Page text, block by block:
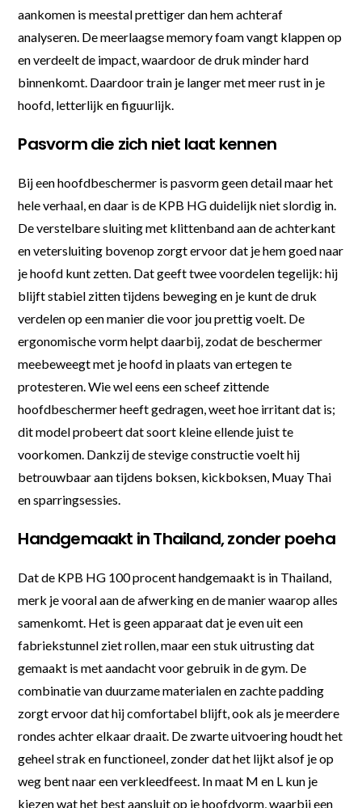
aankomen is meestal prettiger dan hem achteraf
analyseren. De meerlaagse memory foam vangt klappen op
en verdeelt de impact, waardoor de druk minder hard
binnenkomt. Daardoor train je langer met meer rust in je
hoofd, letterlijk en figuurlijk.
Pasvorm die zich niet laat kennen
Bij een hoofdbeschermer is pasvorm geen detail maar het
hele verhaal, en daar is de KPB HG duidelijk niet slordig in.
De verstelbare sluiting met klittenband aan de achterkant
en vetersluiting bovenop zorgt ervoor dat je hem goed naar
je hoofd kunt zetten. Dat geeft twee voordelen tegelijk: hij
blijft stabiel zitten tijdens beweging en je kunt de druk
verdelen op een manier die voor jou prettig voelt. De
ergonomische vorm helpt daarbij, zodat de beschermer
meebeweegt met je hoofd in plaats van ertegen te
protesteren. Wie wel eens een scheef zittende
hoofdbeschermer heeft gedragen, weet hoe irritant dat is;
dit model probeert dat soort kleine ellende juist te
voorkomen. Dankzij de stevige constructie voelt hij
betrouwbaar aan tijdens boksen, kickboksen, Muay Thai
en sparringsessies.
Handgemaakt in Thailand, zonder poeha
Dat de KPB HG 100 procent handgemaakt is in Thailand,
merk je vooral aan de afwerking en de manier waarop alles
samenkomt. Het is geen apparaat dat je even uit een
fabriekstunnel ziet rollen, maar een stuk uitrusting dat
gemaakt is met aandacht voor gebruik in de gym. De
combinatie van duurzame materialen en zachte padding
zorgt ervoor dat hij comfortabel blijft, ook als je meerdere
rondes achter elkaar draait. De zwarte uitvoering houdt het
geheel strak en functioneel, zonder dat het lijkt alsof je op
weg bent naar een verkleedfeest. In maat M en L kun je
kiezen wat het best aansluit op je hoofdvorm, waarbij een